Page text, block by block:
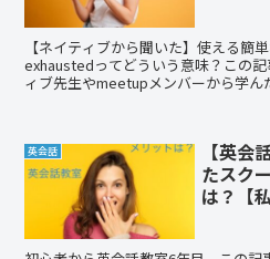
【ネイティブから聞いた】使える簡
exhaustedってどういう意味？この
ィブ先生やmeetupメンバーから学ん
英会話
【英会
たスク
は？【